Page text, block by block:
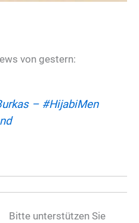
von gestern:
– #HijabiMen
Bitte unterstützen Sie